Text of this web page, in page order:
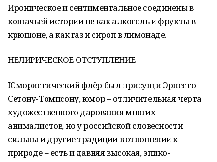
Ироническое и сентиментальное соединены в
кошачьей истории не как алкоголь и фрукты в
крюшоне, а как газ и сироп в лимонаде.
НЕЛИРИЧЕСКОЕ ОТСТУПЛЕНИЕ
Юмористический флёр был присущ и Эрнесто
Сетону-Томпсону, юмор – отличительная черта
художественного дарования многих
анималистов, но у российской словесности
сильны и другие традиции в отношении к
природе – есть и давняя высокая, эпико-